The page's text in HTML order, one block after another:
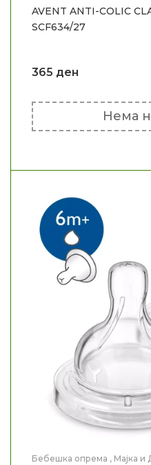
AVENT ANTI-COLIC
SCF634/27
365 ден
Нема
Бебешка опрема , Мајка и